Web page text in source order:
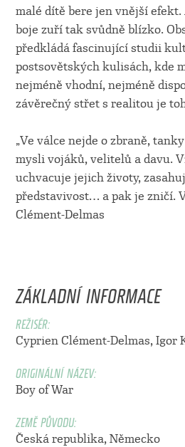
malé dítě bere jen vnější efekt.
boje zuří tak svůdně blízko.
předkládá fascinující studii
postsovětských kulisách, kde
nejméně vhodní, nejméně
závěrečný střet s realitou je
„Ve válce nejde o zbraně,
mysli vojáků, velitelů a davu.
uchvacuje jejich životy,
představivost… a pak je zničí.
Clément-Delmas
ZÁKLADNÍ INFORMACE
REŽISÉR:
Cyprien Clément-Delmas, Igor
ORIGINÁLNÍ NÁZEV:
Boy of War
ZEMĚ PŮVODU:
Česká republika, Německo